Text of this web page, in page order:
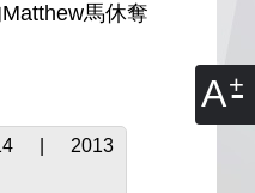
A
馬休奪
2013